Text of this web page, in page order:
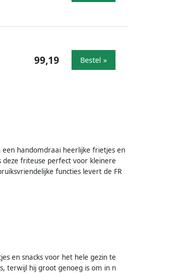
99,19 Bestel »
een handomdraai heerlijke frietjes en
deze friteuse perfect voor kleinere
functies levert de FR
en snacks voor het hele gezin te
terwijl hij groot genoeg is om in n